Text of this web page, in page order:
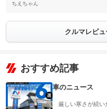
ちえちゃん
クルマレビ
おすすめ記事
車のニュース
厳しい寒さが続い